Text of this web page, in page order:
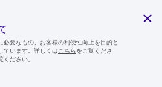
要なもの、お客様の利便性向上を目的と
ています。詳しくは こちらをご覧くださ
ください。